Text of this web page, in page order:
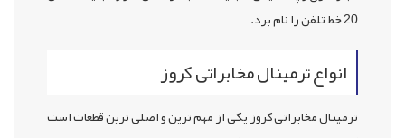
20 خط تلفن را نام برد.
انواع ترمینال مخابراتی کروز
ترمینال مخابراتی کروز یکی از مهم ترین و اصلی ترین قطعات است